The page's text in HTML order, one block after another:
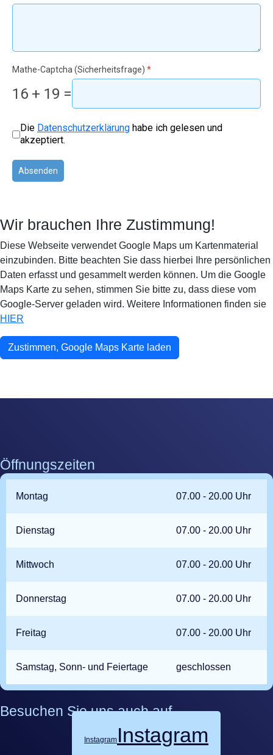
Mathe-Captcha (Sicherheitsfrage) *
16 + 19 =
Nutzungsbedingungen*
Die Datenschutzerklärung habe ich gelesen und
akzeptiert.
Absenden
Wir brauchen Ihre Zustimmung!
Diese Webseite verwendet Google Maps um Kartenmaterial
einzubinden. Bitte beachten Sie dass hierbei Ihre persönlichen
Daten erfasst und gesammelt werden können. Um die Google
Maps Karte zu sehen, stimmen Sie bitte zu, dass diese vom
Google-Server geladen wird. Weitere Informationen finden sie
HIER
Öffnungszeiten
Montag 07.00 - 20.00 Uhr
Dienstag 07.00 - 20.00 Uhr
Mittwoch 07.00 - 20.00 Uhr
Donnerstag 07.00 - 20.00 Uhr
Freitag 07.00 - 20.00 Uhr
Samstag, Sonn- und Feiertage geschlossen
Besuchen Sie uns auch auf
Instagram Instagram